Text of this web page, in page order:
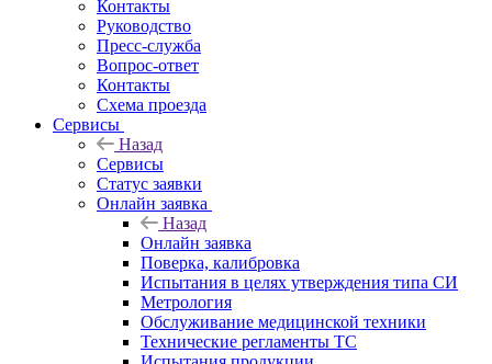
Контакты
Руководство
Пресс-служба
Вопрос-ответ
Контакты
Схема проезда
Сервисы
Назад
Сервисы
Статус заявки
Онлайн заявка
Назад
Онлайн заявка
Поверка, калибровка
Испытания в целях утверждения типа СИ
Метрология
Обслуживание медицинской техники
Технические регламенты ТС